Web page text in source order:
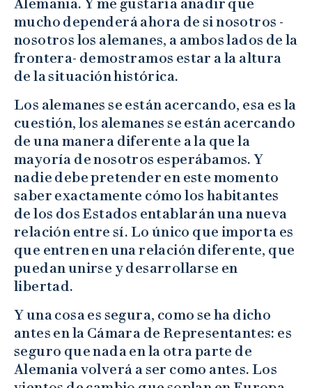
Alemania. Y me gustaría añadir que
mucho dependerá ahora de si nosotros -
nosotros los alemanes, a ambos lados de la
frontera- demostramos estar a la altura
de la situación histórica.
Los alemanes se están acercando, esa es la
cuestión, los alemanes se están acercando
de una manera diferente a la que la
mayoría de nosotros esperábamos. Y
nadie debe pretender en este momento
saber exactamente cómo los habitantes
de los dos Estados entablarán una nueva
relación entre sí. Lo único que importa es
que entren en una relación diferente, que
puedan unirse y desarrollarse en
libertad.
Y una cosa es segura, como se ha dicho
antes en la Cámara de Representantes: es
seguro que nada en la otra parte de
Alemania volverá a ser como antes. Los